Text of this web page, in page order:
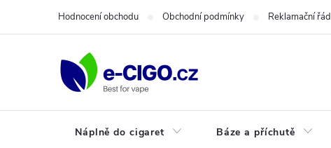
Hodnocení obchodu Obchodní podmínky Reklamační řád
Náplně do cigaret Báze a příchutě